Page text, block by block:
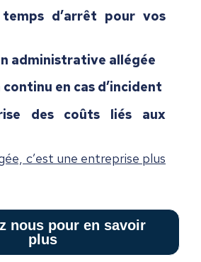
d’arrêt pour vos
administrative allégée
en cas d’incident
des coûts liés aux
c’est une entreprise plus
nous pour en savoir
plus